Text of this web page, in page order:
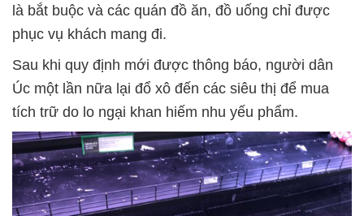
là bắt buộc và các quán đồ ăn, đồ uống chỉ được
phục vụ khách mang đi.
Sau khi quy định mới được thông báo, người dân
Úc một lần nữa lại đổ xô đến các siêu thị để mua
tích trữ do lo ngại khan hiếm nhu yếu phẩm.